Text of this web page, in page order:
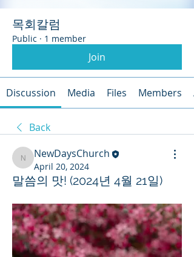
목회칼럼
Public · 1 member
Join
Discussion Media Files Members
Back
NewDaysChurch
NewDaysChurch
April 20, 2024
말씀의 맛! (2024년 4월 21일)